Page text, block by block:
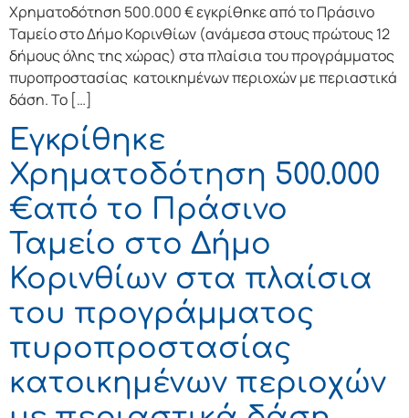
Χρηματοδότηση 500.000 € εγκρίθηκε από το Πράσινο
Ταμείο στο Δήμο Κορινθίων (ανάμεσα στους πρώτους 12
δήμους όλης της χώρας) στα πλαίσια του προγράμματος
πυροπροστασίας κατοικημένων περιοχών με περιαστικά
δάση. Το […]
Eγκρίθηκε
Χρηματοδότηση 500.000
€από το Πράσινο
Ταμείο στο Δήμο
Κορινθίων στα πλαίσια
του προγράμματος
πυροπροστασίας
κατοικημένων περιοχών